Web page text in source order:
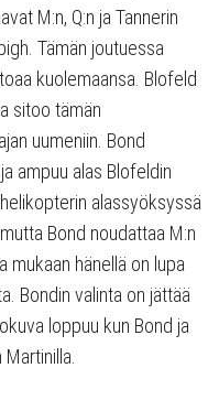
M:n, Q:n ja Tannerin
Tämän joutuessa
kuolemaansa. Blofeld
sitoo tämän
uumeniin. Bond
ampuu alas Blofeldin
alassyöksyssä
Bond noudattaa M:n
mukaan hänellä on lupa
Bondin valinta on jättää
loppuu kun Bond ja